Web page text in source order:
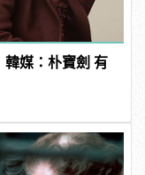
韓媒：朴寶劍 有